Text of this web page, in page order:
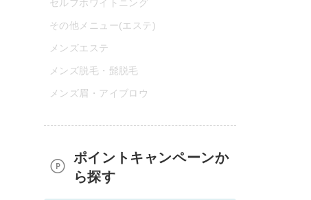
セルフホワイトニング
その他メニュー(エステ)
メンズエステ
メンズ脱毛・髭脱毛
メンズ眉・アイブロウ
ポイントキャンペーンか
ら探す